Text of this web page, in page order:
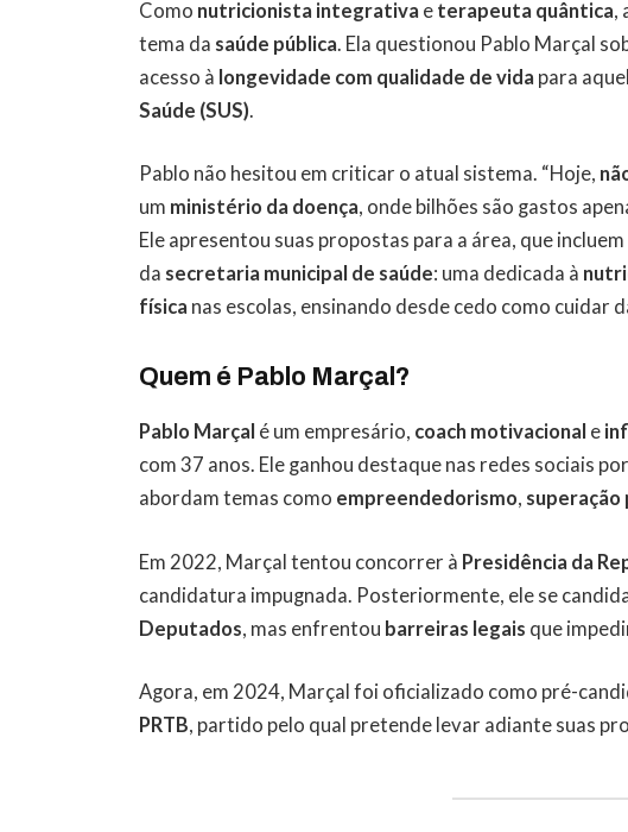
Como nutricionista integrativa e terapeuta quântica,
tema da saúde pública. Ela questionou Pablo Marçal
acesso à longevidade com qualidade de vida para
Saúde (SUS).
Pablo não hesitou em criticar o atual sistema. “Hoje,
um ministério da doença, onde bilhões são gastos
Ele apresentou suas propostas para a área, que
da secretaria municipal de saúde: uma dedicada à
física nas escolas, ensinando desde cedo como cuidar
Quem é Pablo Marçal?
Pablo Marçal é um empresário, coach motivacional e
com 37 anos. Ele ganhou destaque nas redes sociais
abordam temas como empreendedorismo, superação
Em 2022, Marçal tentou concorrer à Presidência da
candidatura impugnada. Posteriormente, ele se
Deputados, mas enfrentou barreiras legais que
Agora, em 2024, Marçal foi oficializado como pré-
PRTB, partido pelo qual pretende levar adiante suas